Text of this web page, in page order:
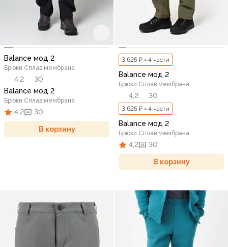
Balance мод 2
Брюки Сплав мембрана
4,2
30
Balance мод 2
Брюки Сплав мембрана
4,2 30
В корзину
3 625 ₽ × 4 части
Balance мод 2
Брюки Сплав мембрана
4,2 30
3 625 ₽ × 4 части
Balance мод 2
Брюки Сплав мембрана
4,2 30
В корзину